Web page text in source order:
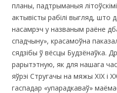
планы, падтрыманыя
актывісты рабілі выгляд, што
насамрэч у названым раёне
спадчыну», красамоўна
сядзібы ў вёсцы Будзёнаўка.
рарытэтную, як для нашага
яўрэі Стругачы на мяжы ХІХ і
гаспадар «упарадкаваў»